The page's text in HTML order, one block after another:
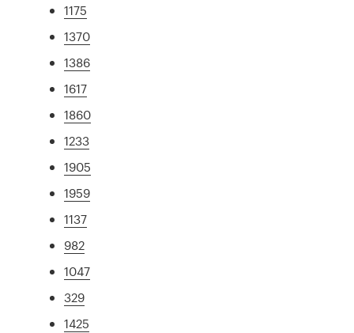
1175
1370
1386
1617
1860
1233
1905
1959
1137
982
1047
329
1425